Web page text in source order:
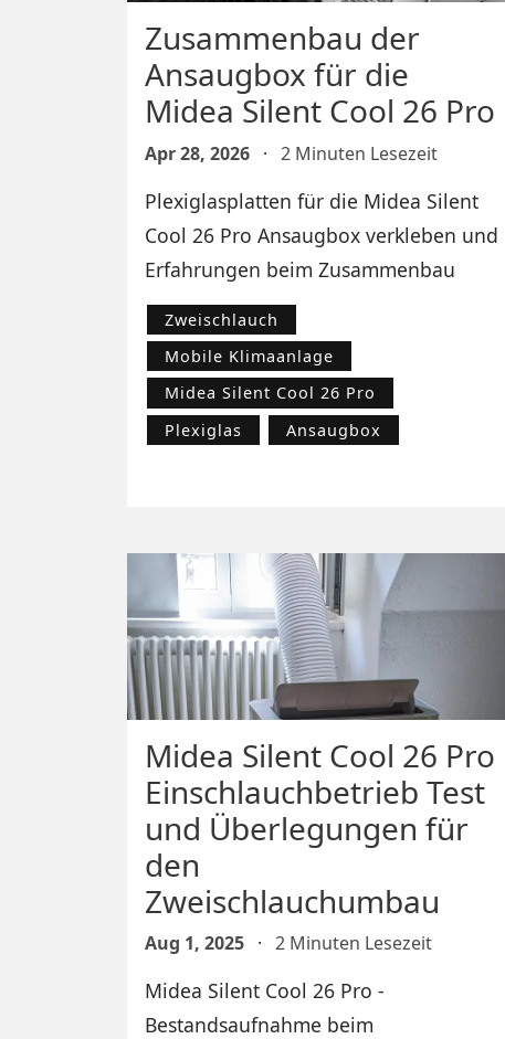
Zusammenbau der
Ansaugbox für die
Midea Silent Cool 26 Pro
Apr 28, 2026 · 2 Minuten Lesezeit
Plexiglasplatten für die Midea Silent
Cool 26 Pro Ansaugbox verkleben und
Erfahrungen beim Zusammenbau
Zweischlauch
Mobile Klimaanlage
Midea Silent Cool 26 Pro
Plexiglas
Ansaugbox
Midea Silent Cool 26 Pro
Einschlauchbetrieb Test
und Überlegungen für
den
Zweischlauchumbau
Aug 1, 2025 · 2 Minuten Lesezeit
Midea Silent Cool 26 Pro -
Bestandsaufnahme beim